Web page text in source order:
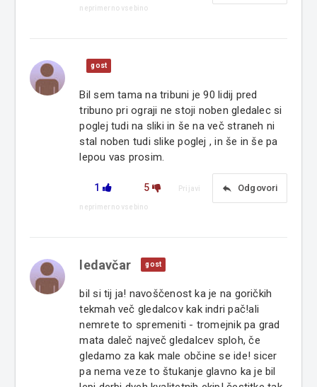
neprimerno vsebino
gost
Bil sem tama na tribuni je 90 lidij pred
tribuno pri ograji ne stoji noben gledalec si
poglej tudi na sliki in še na več straneh ni
stal noben tudi slike poglej , in še in še pa
lepou vas prosim.
1 5 reply Odgovori
Prijavi
neprimerno vsebino
ledavčar gost
bil si tij ja! navoščenost ka je na goričkih
tekmah več gledalcov kak indri pač!ali
nemrete to spremeniti - tromejnik pa grad
mata daleč največ gledalcev sploh, če
gledamo za kak male občine se ide! sicer
pa nema veze to štukanje glavno ka je bil